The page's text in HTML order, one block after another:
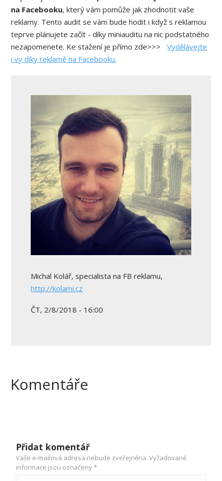
na Facebooku, který vám pomůže jak zhodnotit vaše
reklamy. Tento audit se vám bude hodit i když s reklamou
teprve plánujete začít - díky miniauditu na nic podstatného
nezapomenete. Ke stažení je přímo zde>>>Vydělávejte
i vy díky reklamě na Facebooku.
Michal Kolář, specialista na FB reklamu,
http://kolami.cz
ČT, 2/8/2018 - 16:00
Komentáře
Přidat komentář
Vaše e-mailová adresa nebude zveřejněna. Vyžadované
informace jsou označeny*